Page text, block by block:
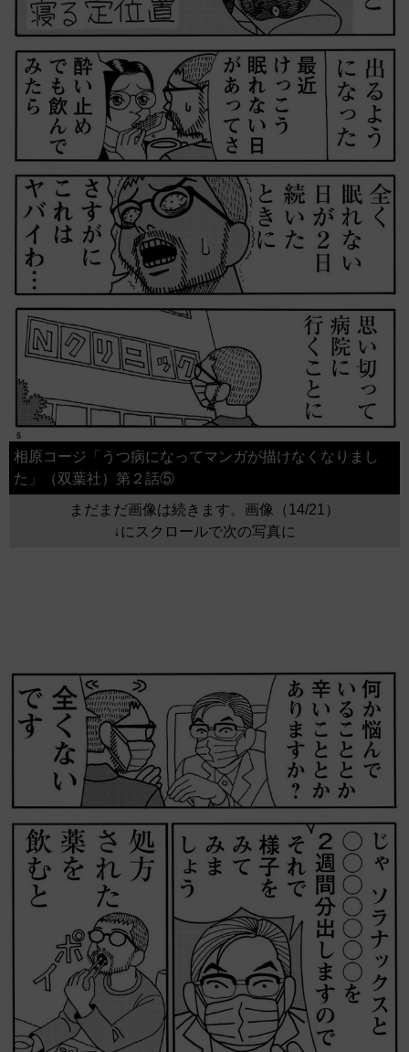
相原コージ「うつ病になってマンガが描けなくなりまし
た」（双葉社）第２話⑤
まだまだ画像は続きます。画像（14/21）
↓にスクロールで次の写真に